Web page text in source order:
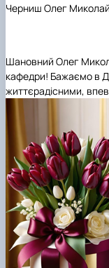
Черниш Олег
Шановний Олег
кафедри! Бажаємо в
життєрадісними,